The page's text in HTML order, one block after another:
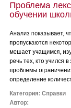
Проблема
обучении
Анализ показывает,
пропускаются
мешает учащимся,
речь тех, кто учился
проблемы
определение
Категория: Справки
Автор: